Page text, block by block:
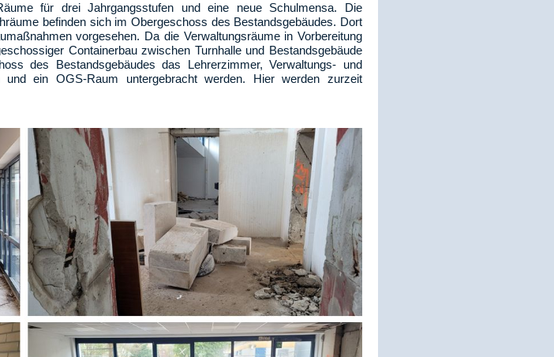
für drei Jahrgangsstufen und eine neue Schulmensa. Die
befinden sich im Obergeschoss des Bestandsgebäudes. Dort
vorgesehen. Da die Verwaltungsräume in Vorbereitung
Containerbau zwischen Turnhalle und Bestandsgebäude
des Bestandsgebäudes das Lehrerzimmer, Verwaltungs- und
ein OGS-Raum untergebracht werden. Hier werden zurzeit